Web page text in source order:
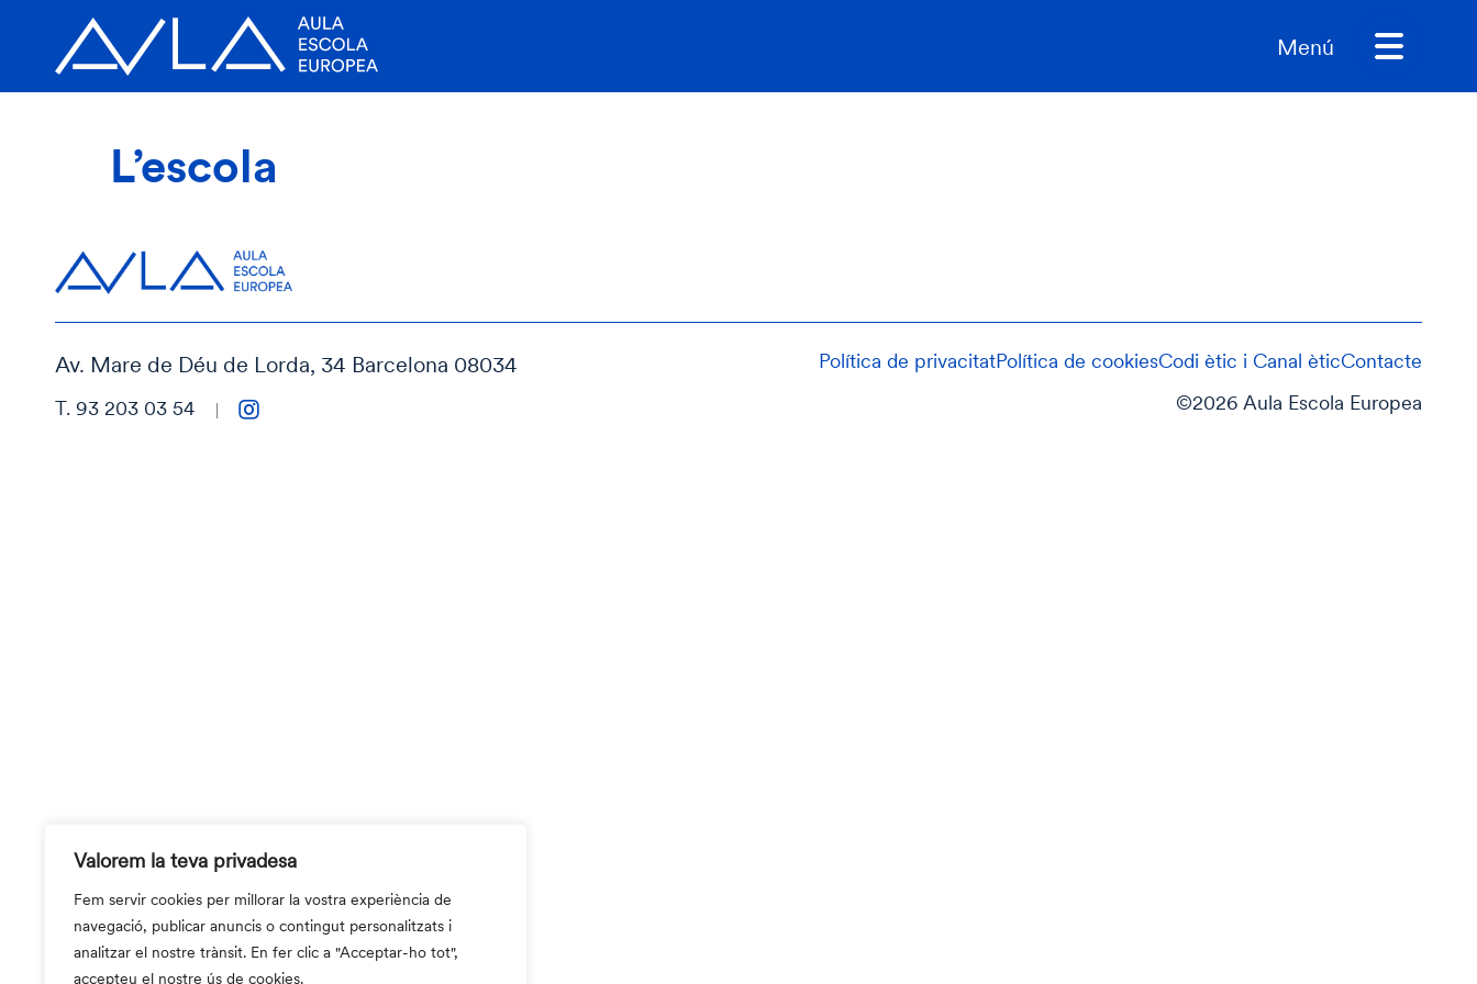
Valorem la teva privadesa
Fem servir cookies per millorar la vostra experiència de
navegació, publicar anuncis o contingut personalitzats i
analitzar el nostre trànsit. En fer clic a "Acceptar-ho tot",
accepteu el nostre ús de cookies.
Menú
L’escola
Av. Mare de Déu de Lorda, 34 Barcelona 08034
T. 93 203 03 54
Política de privacitatPolítica de cookiesCodi ètic i Canal èticContacte
©2026 Aula Escola Europea